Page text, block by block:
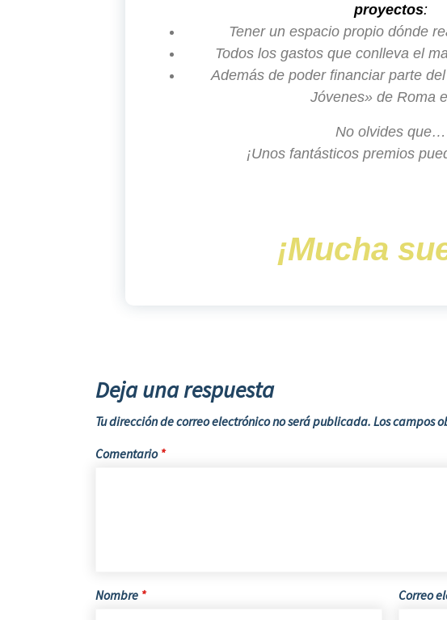
proyectos:
Tener un espacio propio dónde
Todos los gastos que conlleva el
Además de poder financiar parte
Jóvenes» de Roma
No olvides que…
¡Unos fantásticos premios
¡Mucha
Deja una respuesta
Tu dirección de correo electrónico no será publicada. Los campos
Comentario *
Nombre * Correo